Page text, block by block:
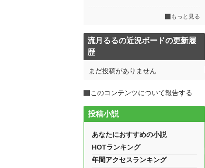
もっと見る
流月るるの近況ボードの更新履
歴
まだ投稿がありません
このコンテンツについて報告する
投稿小説
あなたにおすすめの小説
HOTランキング
年間アクセスランキング